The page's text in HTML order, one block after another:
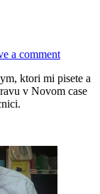
a comment
ktori mi pisete a
v Novom case